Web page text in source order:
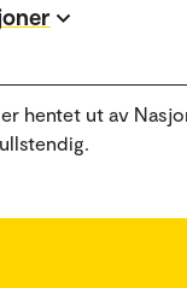
hentet ut av